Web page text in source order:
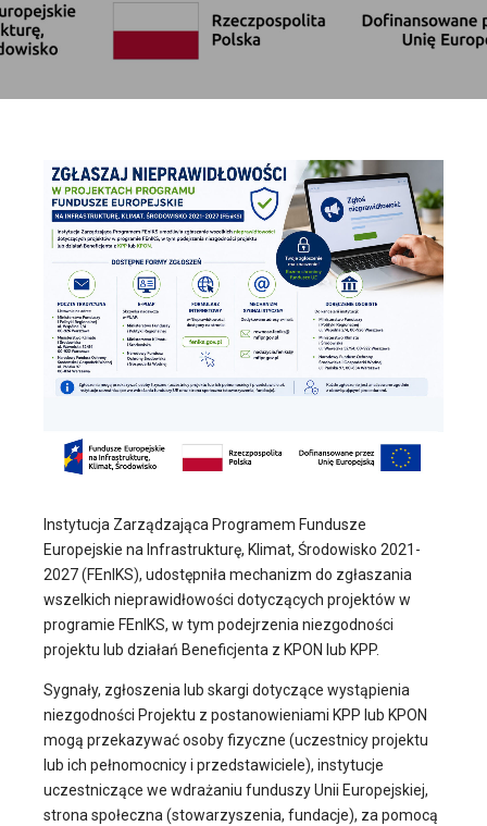
Instytucja Zarządzająca Programem Fundusze
Europejskie na Infrastrukturę, Klimat, Środowisko 2021-
2027 (FEnIKS), udostępniła mechanizm do zgłaszania
wszelkich nieprawidłowości dotyczących projektów w
programie FEnIKS, w tym podejrzenia niezgodności
projektu lub działań Beneficjenta z KPON lub KPP.
Sygnały, zgłoszenia lub skargi dotyczące wystąpienia
niezgodności Projektu z postanowieniami KPP lub KPON
mogą przekazywać osoby fizyczne (uczestnicy projektu
lub ich pełnomocnicy i przedstawiciele), instytucje
uczestniczące we wdrażaniu funduszy Unii Europejskiej,
strona społeczna (stowarzyszenia, fundacje), za pomocą